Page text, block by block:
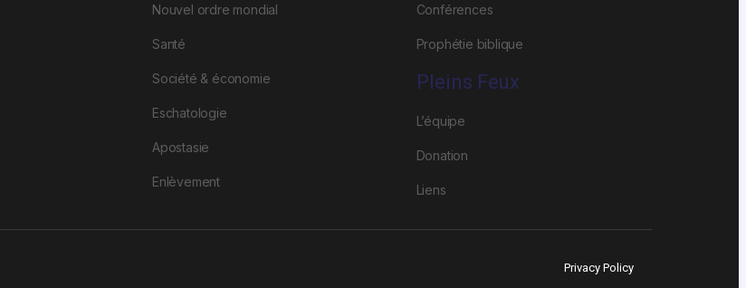
Nouvel ordre mondial
Santé
Société & économie
Eschatologie
Apostasie
Enlèvement
Conférences
Prophétie biblique
Pleins Feux
L’équipe
Donation
Liens
Privacy Policy